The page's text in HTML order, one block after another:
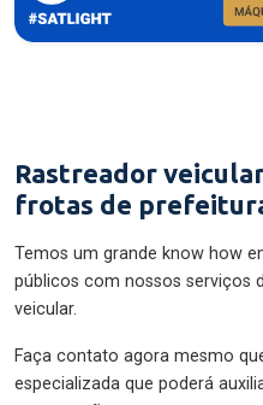
Rastreador
frotas de
Temos um grande know how
públicos com nossos serviços
veicular.
Faça contato agora mesmo
especializada que poderá